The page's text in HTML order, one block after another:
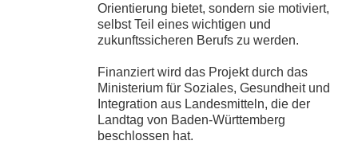
Orientierung bietet, sondern sie motiviert,
selbst Teil eines wichtigen und
zukunftssicheren Berufs zu werden.
Finanziert wird das Projekt durch das
Ministerium für Soziales, Gesundheit und
Integration aus Landesmitteln, die der
Landtag von Baden-Württemberg
beschlossen hat.